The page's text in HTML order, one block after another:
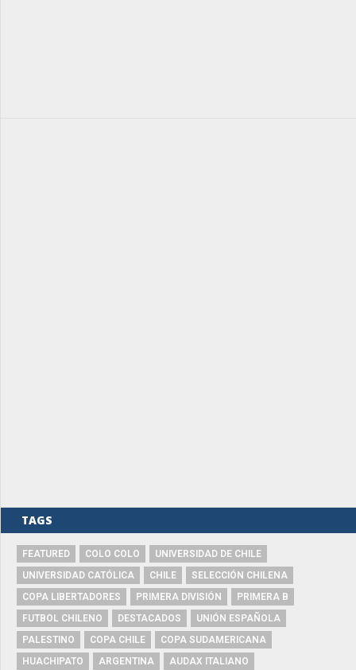
TAGS
FEATURED COLO COLO
UNIVERSIDAD DE CHILE
UNIVERSIDAD CATÓLICA
CHILE
SELECCIÓN CHILENA
COPA LIBERTADORES
PRIMERA DIVISIÓN
PRIMERA B
FUTBOL CHILENO
DESTACADOS
UNIÓN ESPAÑOLA
PALESTINO
COPA CHILE
COPA SUDAMERICANA
HUACHIPATO
ARGENTINA
AUDAX ITALIANO